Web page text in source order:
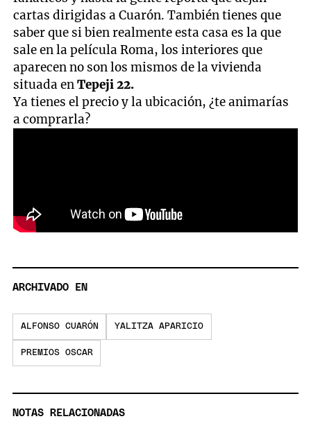
cartas dirigidas a Cuarón. También tienes que
saber que si bien realmente esta casa es la que
sale en la película Roma, los interiores que
aparecen no son los mismos de la vivienda
situada enTepeji 22.
Ya tienes el precio y la ubicación, ¿te animarías
a comprarla?
ARCHIVADO EN
ALFONSO CUARÓN YALITZA APARICIO
PREMIOS OSCAR
NOTAS RELACIONADAS